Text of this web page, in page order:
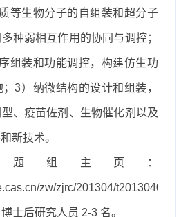
等生物分子的自组装和超分子
种弱相互作用的协同与调控；
组装和功能调控，构建仿生功
；3）纳微结构的设计和组装，
、疫苗佐剂、生物催化剂以及
新技术。
题组主页：
zw/zjrc/201304/
博士后研究人员 2-3 名。